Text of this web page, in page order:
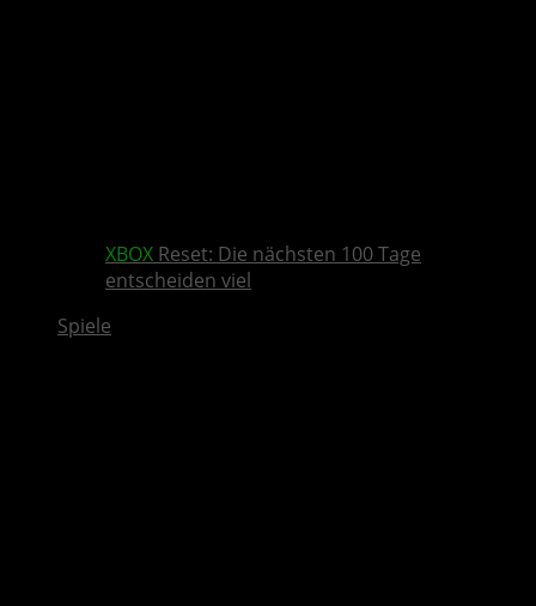
XBOX Reset: Die nächsten 100 Tage
entscheiden viel
Spiele